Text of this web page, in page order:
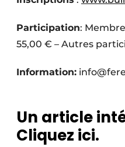
Participation:
55,00 € – Autres
Information:
Un article
Cliquez ici.